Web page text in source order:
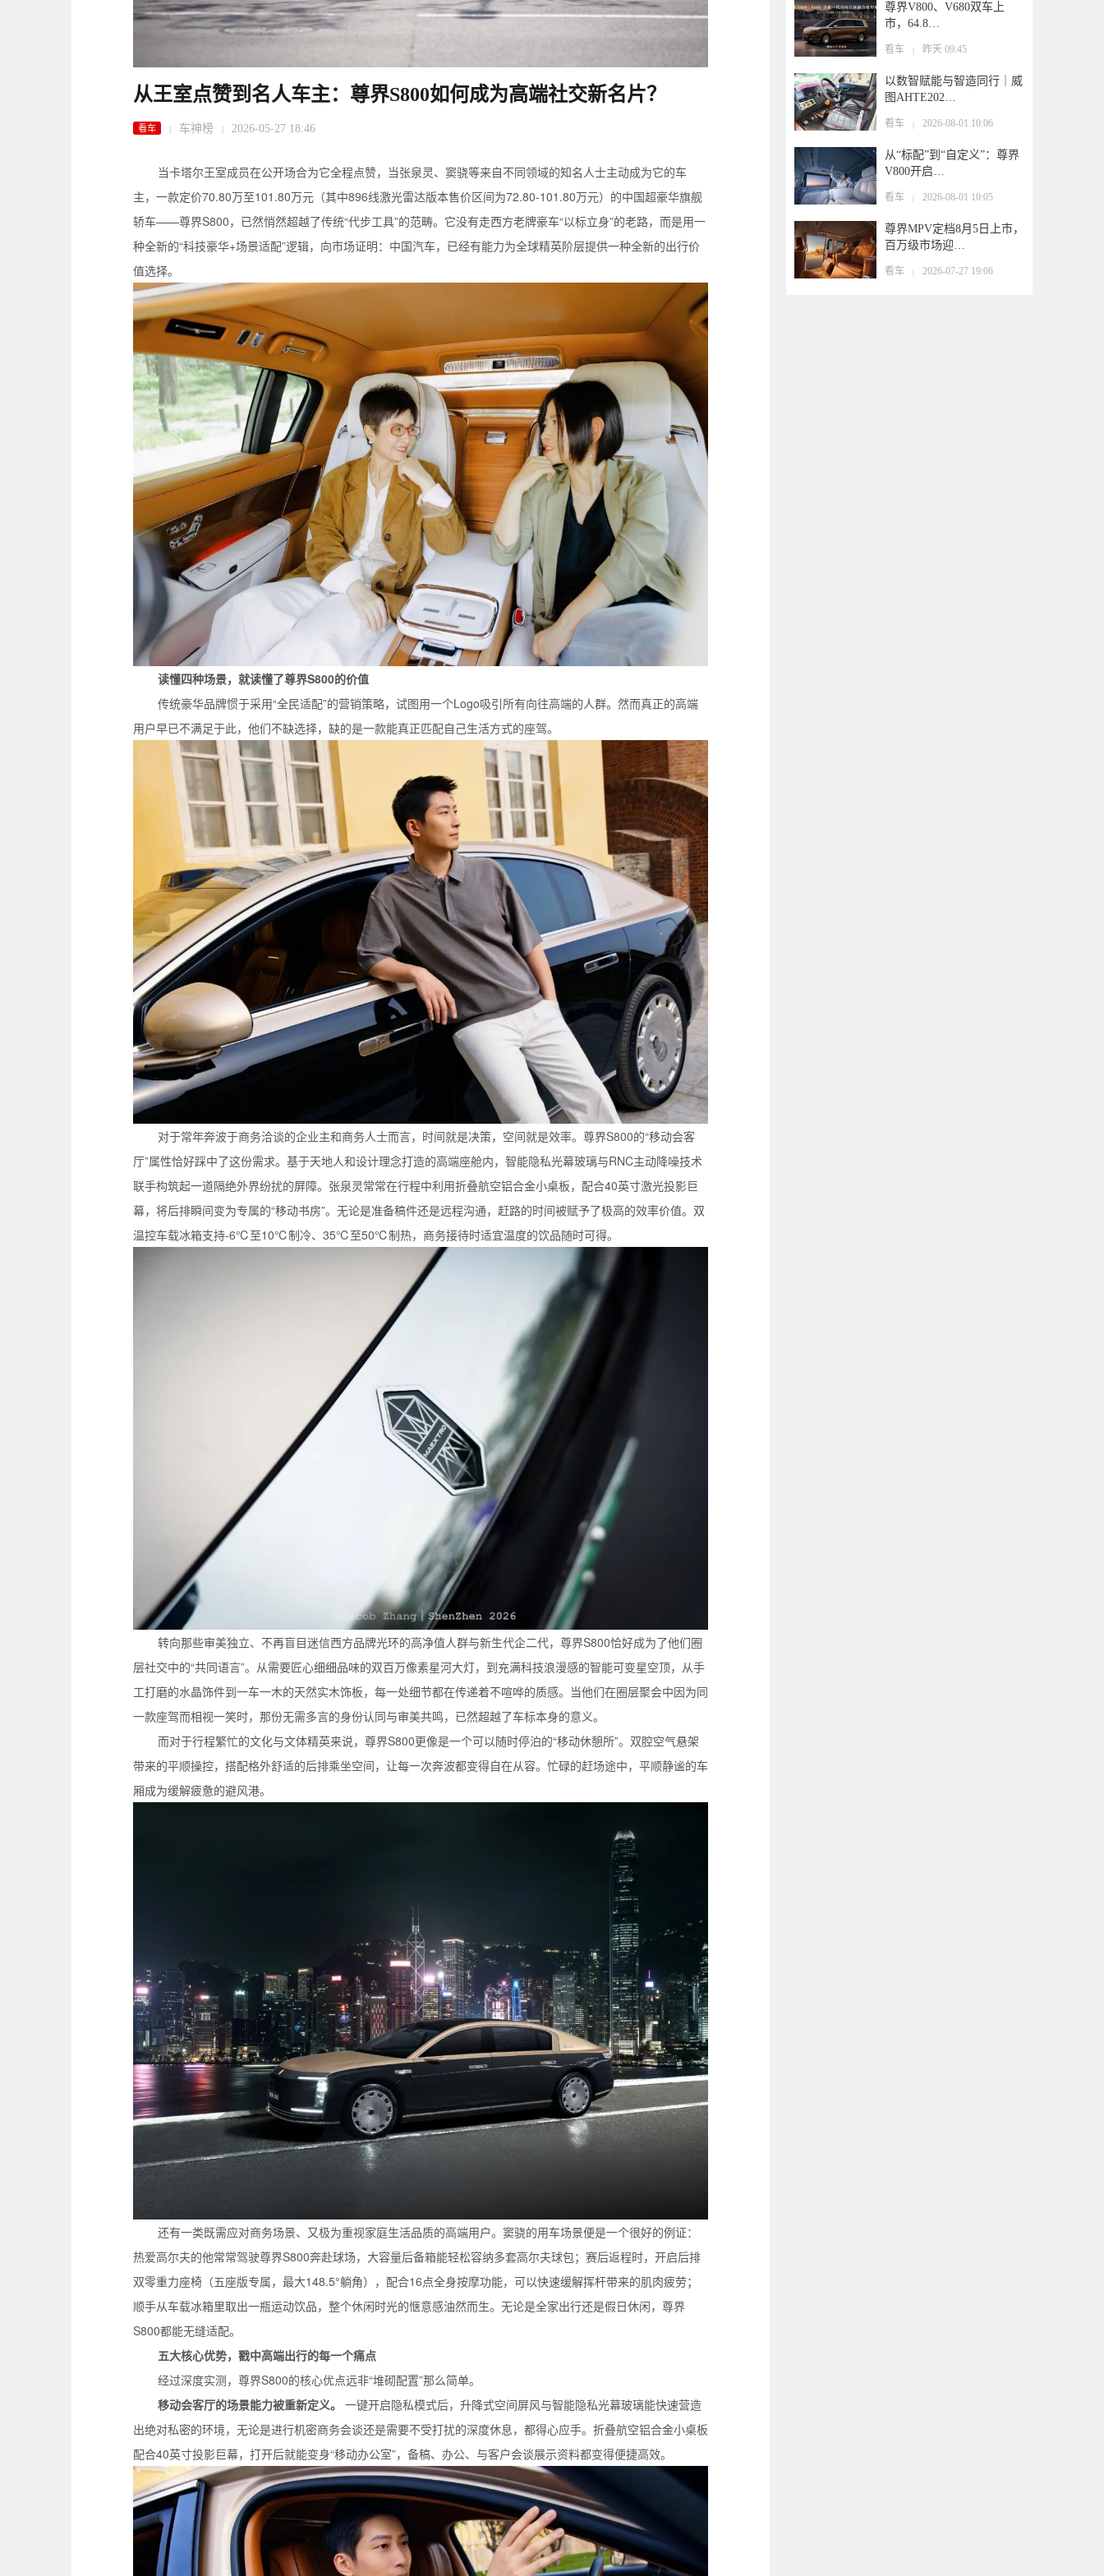
从王室点赞到名人车主：尊界S800如何成为高端社交新名片？
看车 | 车神榜 | 2026-05-27 18:46
当卡塔尔王室成员在公开场合为它全程点赞，当张泉灵、窦骁等来自不同领域的知名人士主动成为它的车
主，一款定价70.80万至101.80万元（其中896线激光雷达版本售价区间为72.80-101.80万元）的中国超豪华旗舰
轿车——尊界S800，已然悄然超越了传统“代步工具”的范畴。它没有走西方老牌豪车“以标立身”的老路，而是用一
种全新的“科技豪华+场景适配”逻辑，向市场证明：中国汽车，已经有能力为全球精英阶层提供一种全新的出行价
值选择。
读懂四种场景，就读懂了尊界S800的价值
传统豪华品牌惯于采用“全民适配”的营销策略，试图用一个Logo吸引所有向往高端的人群。然而真正的高端
用户早已不满足于此，他们不缺选择，缺的是一款能真正匹配自己生活方式的座驾。
对于常年奔波于商务洽谈的企业主和商务人士而言，时间就是决策，空间就是效率。尊界S800的“移动会客
厅”属性恰好踩中了这份需求。基于天地人和设计理念打造的高端座舱内，智能隐私光幕玻璃与RNC主动降噪技术
联手构筑起一道隔绝外界纷扰的屏障。张泉灵常常在行程中利用折叠航空铝合金小桌板，配合40英寸激光投影巨
幕，将后排瞬间变为专属的“移动书房”。无论是准备稿件还是远程沟通，赶路的时间被赋予了极高的效率价值。双
温控车载冰箱支持-6℃至10℃制冷、35℃至50℃制热，商务接待时适宜温度的饮品随时可得。
转向那些审美独立、不再盲目迷信西方品牌光环的高净值人群与新生代企二代，尊界S800恰好成为了他们圈
层社交中的“共同语言”。从需要匠心细细品味的双百万像素星河大灯，到充满科技浪漫感的智能可变星空顶，从手
工打磨的水晶饰件到一车一木的天然实木饰板，每一处细节都在传递着不喧哗的质感。当他们在圈层聚会中因为同
一款座驾而相视一笑时，那份无需多言的身份认同与审美共鸣，已然超越了车标本身的意义。
而对于行程繁忙的文化与文体精英来说，尊界S800更像是一个可以随时停泊的“移动休憩所”。双腔空气悬架
带来的平顺操控，搭配格外舒适的后排乘坐空间，让每一次奔波都变得自在从容。忙碌的赶场途中，平顺静谧的车
厢成为缓解疲惫的避风港。
还有一类既需应对商务场景、又极为重视家庭生活品质的高端用户。窦骁的用车场景便是一个很好的例证：
热爱高尔夫的他常常驾驶尊界S800奔赴球场，大容量后备箱能轻松容纳多套高尔夫球包；赛后返程时，开启后排
双零重力座椅（五座版专属，最大148.5°躺角），配合16点全身按摩功能，可以快速缓解挥杆带来的肌肉疲劳；
顺手从车载冰箱里取出一瓶运动饮品，整个休闲时光的惬意感油然而生。无论是全家出行还是假日休闲，尊界
S800都能无缝适配。
五大核心优势，戳中高端出行的每一个痛点
经过深度实测，尊界S800的核心优点远非“堆砌配置”那么简单。
移动会客厅的场景能力被重新定义。 一键开启隐私模式后，升降式空间屏风与智能隐私光幕玻璃能快速营造
出绝对私密的环境，无论是进行机密商务会谈还是需要不受打扰的深度休息，都得心应手。折叠航空铝合金小桌板
配合40英寸投影巨幕，打开后就能变身“移动办公室”，备稿、办公、与客户会谈展示资料都变得便捷高效。
尊界V800、V680双车上
市，64.8…
看车 昨天 09:45
以数智赋能与智造同行｜威
图AHTE202…
看车 2026-08-01 10:06
从“标配”到“自定义”：尊界
V800开启…
看车 2026-08-01 10:05
尊界MPV定档8月5日上市，
百万级市场迎…
看车 2026-07-27 19:06